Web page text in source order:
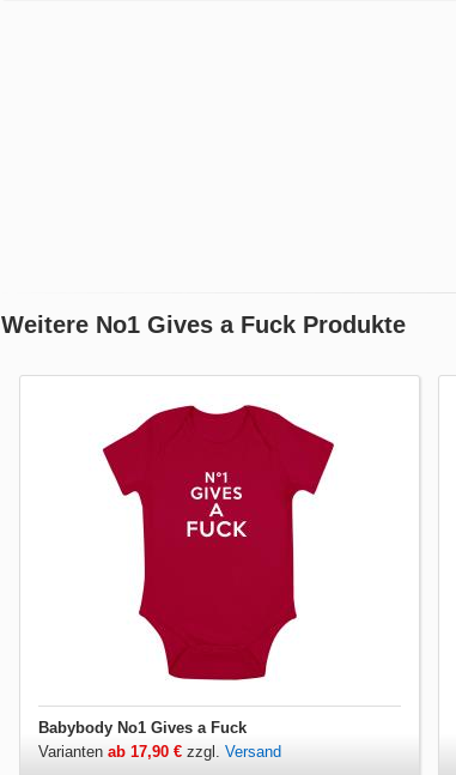
Weitere No1 Gives a Fuck Produkte
Babybody No1 Gives a Fuck
Varianten ab 17,90 € zzgl. Versand